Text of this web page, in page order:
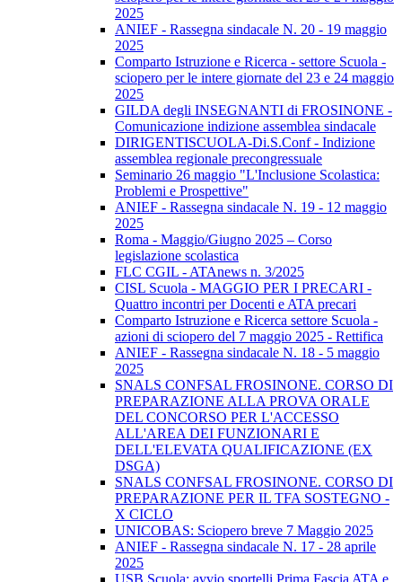
2025
ANIEF - Rassegna sindacale N. 20 - 19 maggio
2025
Comparto Istruzione e Ricerca - settore Scuola -
sciopero per le intere giornate del 23 e 24 maggio
2025
GILDA degli INSEGNANTI di FROSINONE -
Comunicazione indizione assemblea sindacale
DIRIGENTISCUOLA-Di.S.Conf - Indizione
assemblea regionale precongressuale
Seminario 26 maggio "L'Inclusione Scolastica:
Problemi e Prospettive"
ANIEF - Rassegna sindacale N. 19 - 12 maggio
2025
Roma - Maggio/Giugno 2025 – Corso
legislazione scolastica
FLC CGIL - ATAnews n. 3/2025
CISL Scuola - MAGGIO PER I PRECARI -
Quattro incontri per Docenti e ATA precari
Comparto Istruzione e Ricerca settore Scuola -
azioni di sciopero del 7 maggio 2025 - Rettifica
ANIEF - Rassegna sindacale N. 18 - 5 maggio
2025
SNALS CONFSAL FROSINONE. CORSO DI
PREPARAZIONE ALLA PROVA ORALE
DEL CONCORSO PER L'ACCESSO
ALL'AREA DEI FUNZIONARI E
DELL'ELEVATA QUALIFICAZIONE (EX
DSGA)
SNALS CONFSAL FROSINONE. CORSO DI
PREPARAZIONE PER IL TFA SOSTEGNO -
X CICLO
UNICOBAS: Sciopero breve 7 Maggio 2025
ANIEF - Rassegna sindacale N. 17 - 28 aprile
2025